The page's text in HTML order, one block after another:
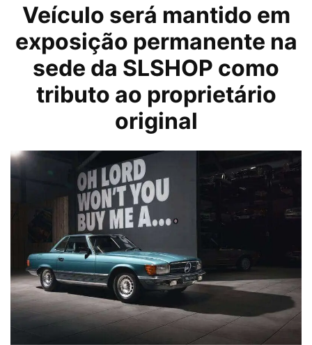
Veículo será mantido em
exposição permanente na
sede da SLSHOP como
tributo ao proprietário
original